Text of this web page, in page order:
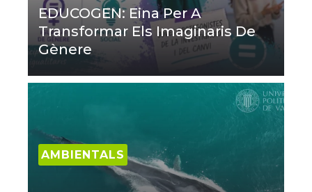
EDUCOGEN: Eina Per A
Transformar Els Imaginaris De
Gènere
AMBIENTALS